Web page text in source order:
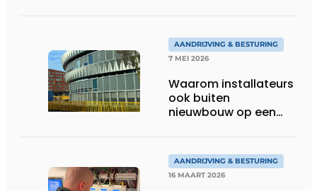
AANDRIJVING & BESTURING
7 MEI 2026
Waarom installateurs
ook buiten
nieuwbouw op een
AANDRIJVING & BESTURING
16 MAART 2026